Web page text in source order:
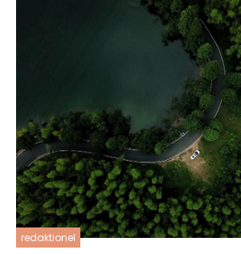
redaktionel